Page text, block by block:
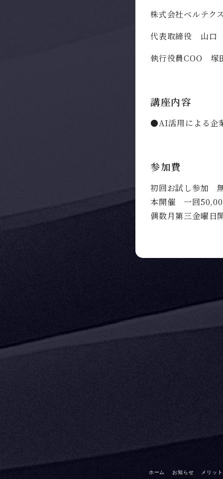
株式会社ベルテク
代表取締役 山口
執行役員COO 塚
講座内容
●AI活用による企
参加費
初回お試し参加
本開催 一回
偶数月第三金曜日
ホーム お知らせ メリット